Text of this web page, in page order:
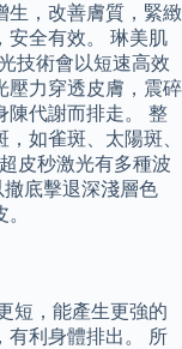
生，改善膚質，緊緻
安全有效。 琳美肌
技術會以短速高效
壓力穿透皮膚，震碎
陳代謝而排走。 整
如雀斑、太陽斑、
皮秒激光有多種波
撤底擊退深淺層色
短，能產生更強的
有利身體排出。 所